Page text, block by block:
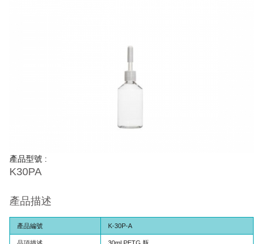
產品型號 :
K30PA
產品描述
產品編號 K-30P-A
品項描述 30ml PETG 瓶